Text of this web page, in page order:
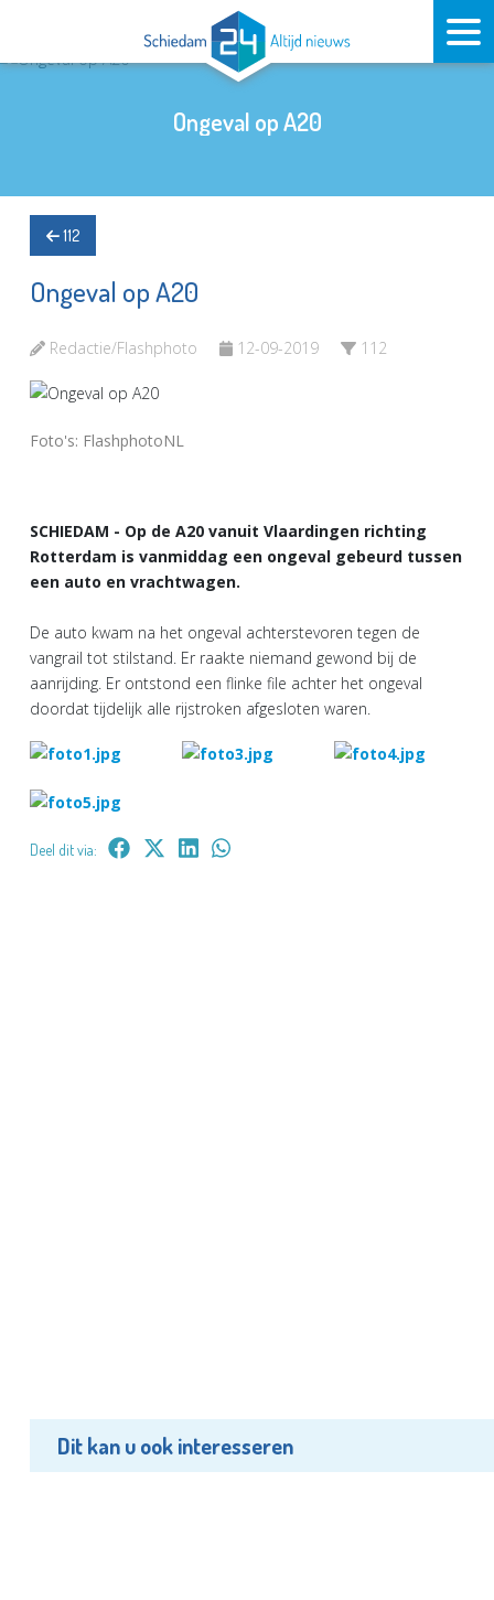
Ongeval op A20
112
Ongeval op A20
Redactie/Flashphoto 12-09-2019 112
Foto's: FlashphotoNL
SCHIEDAM - Op de A20 vanuit Vlaardingen richting
Rotterdam is vanmiddag een ongeval gebeurd tussen
een auto en vrachtwagen.
De auto kwam na het ongeval achterstevoren tegen de
vangrail tot stilstand. Er raakte niemand gewond bij de
aanrijding. Er ontstond een flinke file achter het ongeval
doordat tijdelijk alle rijstroken afgesloten waren.
Deel dit via:
Dit kan u ook interesseren